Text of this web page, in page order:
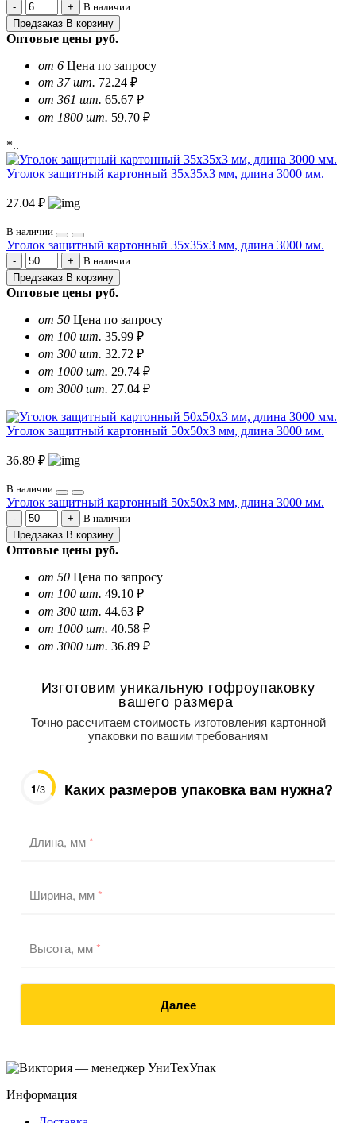
В наличии
Предзаказ В корзину
Оптовые цены руб.
от 6 Цена по запросу
от 37 шт. 72.24 ₽
от 361 шт. 65.67 ₽
от 1800 шт. 59.70 ₽
*..
Уголок защитный картонный 35х35х3 мм, длина 3000 мм.
27.04 ₽
В наличии
Уголок защитный картонный 35х35х3 мм, длина 3000 мм.
В наличии
Предзаказ В корзину
Оптовые цены руб.
от 50 Цена по запросу
от 100 шт. 35.99 ₽
от 300 шт. 32.72 ₽
от 1000 шт. 29.74 ₽
от 3000 шт. 27.04 ₽
Уголок защитный картонный 50х50х3 мм, длина 3000 мм.
36.89 ₽
В наличии
Уголок защитный картонный 50х50х3 мм, длина 3000 мм.
В наличии
Предзаказ В корзину
Оптовые цены руб.
от 50 Цена по запросу
от 100 шт. 49.10 ₽
от 300 шт. 44.63 ₽
от 1000 шт. 40.58 ₽
от 3000 шт. 36.89 ₽
Изготовим уникальную гофроупаковку
вашего размера
Точно рассчитаем стоимость изготовления картонной
упаковки по вашим требованиям
1/3 Каких размеров упаковка вам нужна?
Длина, мм*
Ширина, мм*
Высота, мм*
Далее
Информация